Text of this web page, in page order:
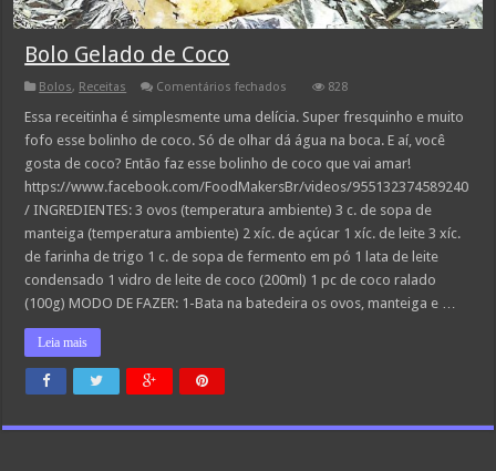
Bolo Gelado de Coco
Bolos, Receitas Comentários fechados
Gelado
Coco
828
Essa receitinha é simplesmente uma delícia. Super fresquinho e muito
fofo esse bolinho de coco. Só de olhar dá água na boca. E aí, você
gosta de coco? Então faz esse bolinho de coco que vai amar!
https://www.facebook.com/FoodMakersBr/videos/955132374589240
/ INGREDIENTES: 3 ovos (temperatura ambiente) 3 c. de sopa de
manteiga (temperatura ambiente) 2 xíc. de açúcar 1 xíc. de leite 3 xíc.
de farinha de trigo 1 c. de sopa de fermento em pó 1 lata de leite
condensado 1 vidro de leite de coco (200ml) 1 pc de coco ralado
(100g) MODO DE FAZER: 1-Bata na batedeira os ovos, manteiga e …
Leia mais